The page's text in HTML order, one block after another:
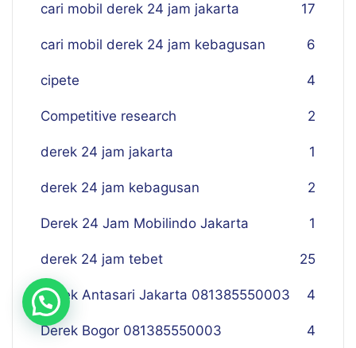
cari mobil derek 24 jam jakarta 17
cari mobil derek 24 jam kebagusan 6
cipete 4
Competitive research 2
derek 24 jam jakarta 1
derek 24 jam kebagusan 2
Derek 24 Jam Mobilindo Jakarta 1
derek 24 jam tebet 25
Derek Antasari Jakarta 081385550003 4
Derek Bogor 081385550003 4